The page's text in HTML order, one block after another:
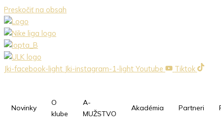
Preskočiť na obsah
Jki-facebook-light Jki-instagram-1-light Youtube Tiktok
Novinky
O
klube
A-
MUŽSTVO
Akadémia Partneri